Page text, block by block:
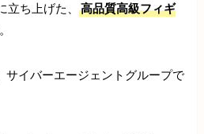
立ち上げた、高品質高級フィギ
サイバーエージェントグループで